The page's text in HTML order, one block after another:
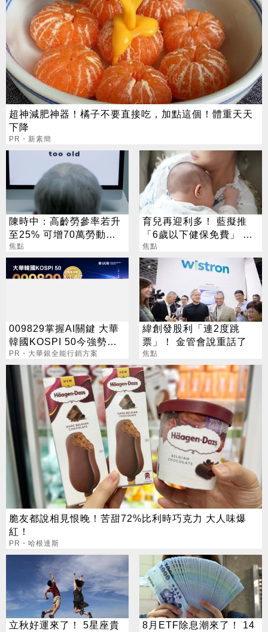
超神減肥神器！橘子不要直接吃，加點這個！體重天天
下降
PR・新素簡
陳時中：高齡勞參率若升
至25% 可增70萬勞動人
口
焦點
育兒再迎利多！ 藍擬推
「6歲以下健保免費」 每
年減輕近萬元負擔
焦點
009829掌握AI關鍵 大華
韓國KOSPI 50今強勢開
募
PR・大華銀全能行銷方案
緯創發股利「連2度跳
票」！ 金管會說重話了
焦點
脆友都說相見恨晚！苦甜72%比利時巧克力 大人味爆
紅！
PR・哈根達斯
立秋好運來了！ 5星座貴
8月ETF除息潮來了！ 14